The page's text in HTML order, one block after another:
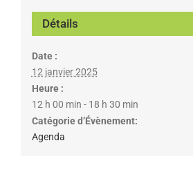
Détails
Date :
12 janvier 2025
Heure :
12 h 00 min - 18 h 30 min
Catégorie d’Évènement:
Agenda